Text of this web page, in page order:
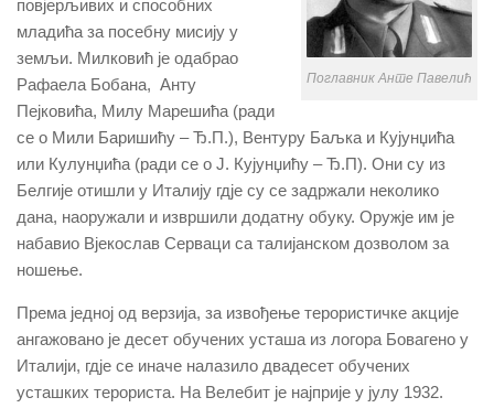
Поглавник Анте Павелић
повјерљивих и способних
младића за посебну мисију у
земљи. Милковић је одабрао
Рафаела Бобана, Анту
Пејковића, Милу Марешића (ради
се о Мили Баришићу – Ђ.П.), Вентуру Баљка и Кујунџића
или Кулунџића (ради се о Ј. Кујунџићу – Ђ.П). Они су из
Белгије отишли у Италију гдје су се задржали неколико
дана, наоружали и извршили додатну обуку. Оружје им је
набавио Вјекослав Серваци са талијанском дозволом за
ношење.
Према једној од верзија, за извођење терористичке акције
ангажовано је десет обучених усташа из логора Бовагено у
Италији, гдје се иначе налазило двадесет обучених
усташких терориста. На Велебит је најприје у јулу 1932.